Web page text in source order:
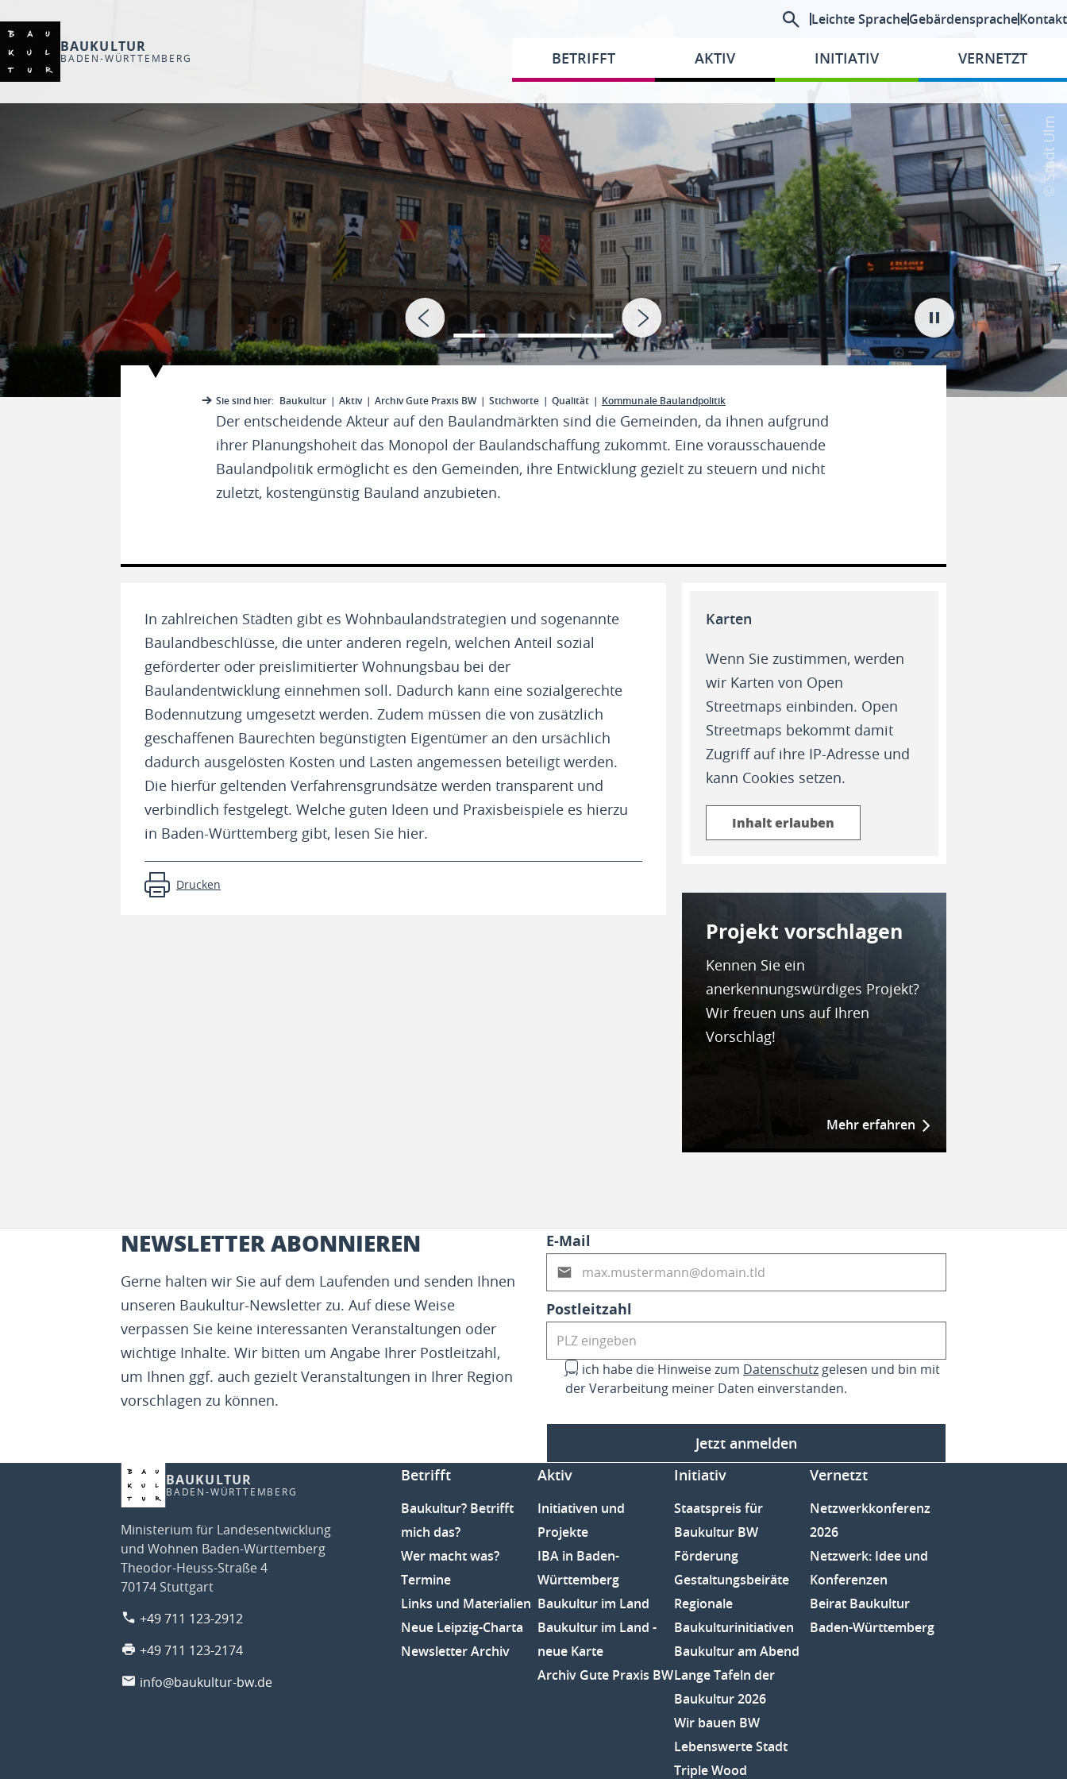
BAUKULTUR
BADEN-WÜRTTEMBERG
Leichte SpracheGebärdenspracheKontakt
BETRIFFT AKTIV INITIATIV VERNETZT
© Stadt Ulm
Sie sind hier: Baukultur Aktiv Archiv Gute Praxis BW Stichworte Qualität Kommunale Baulandpolitik
Der entscheidende Akteur auf den Baulandmärkten sind die Gemeinden, da ihnen aufgrund
ihrer Planungshoheit das Monopol der Baulandschaffung zukommt. Eine vorausschauende
Baulandpolitik ermöglicht es den Gemeinden, ihre Entwicklung gezielt zu steuern und nicht
zuletzt, kostengünstig Bauland anzubieten.
In zahlreichen Städten gibt es Wohnbaulandstrategien und sogenannte
Baulandbeschlüsse, die unter anderen regeln, welchen Anteil sozial
geförderter oder preislimitierter Wohnungsbau bei der
Baulandentwicklung einnehmen soll. Dadurch kann eine sozialgerechte
Bodennutzung umgesetzt werden. Zudem müssen die von zusätzlich
geschaffenen Baurechten begünstigten Eigentümer an den ursächlich
dadurch ausgelösten Kosten und Lasten angemessen beteiligt werden.
Die hierfür geltenden Verfahrensgrundsätze werden transparent und
verbindlich festgelegt. Welche guten Ideen und Praxisbeispiele es hierzu
in Baden-Württemberg gibt, lesen Sie hier.
Drucken
Karten
Wenn Sie zustimmen, werden
wir Karten von Open
Streetmaps einbinden. Open
Streetmaps bekommt damit
Zugriff auf ihre IP-Adresse und
kann Cookies setzen.
Inhalt erlauben
Projekt vor­schla­gen
Kennen Sie ein
anerkennungswürdiges Projekt?
Wir freuen uns auf Ihren
Vorschlag!
Mehr erfahren
NEWSLETTER ABONNIEREN
Gerne halten wir Sie auf dem Laufenden und senden Ihnen
unseren Baukultur-Newsletter zu. Auf diese Weise
verpassen Sie keine interessanten Veranstaltungen oder
wichtige Inhalte. Wir bitten um Angabe Ihrer Postleitzahl,
um Ihnen ggf. auch gezielt Veranstaltungen in Ihrer Region
vorschlagen zu können.
E-Mail
Postleitzahl
Ja, ich habe die Hinweise zum Datenschutz gelesen und bin mit
der Verarbeitung meiner Daten einverstanden.
Jetzt anmelden
BAUKULTUR
BADEN-WÜRTTEMBERG
Ministerium für Landesentwicklung
und Wohnen Baden-Württemberg
Theodor-Heuss-Straße 4
70174 Stuttgart
+49 711 123-2912
+49 711 123-2174
info@baukultur-bw.de
Betrifft
Baukultur? Betrifft
mich das?
Wer macht was?
Termine
Links und Materialien
Neue Leipzig-Charta
Newsletter Archiv
Aktiv
Initiativen und
Projekte
IBA in Baden-
Württemberg
Baukultur im Land
Baukultur im Land -
neue Karte
Archiv Gute Praxis BW
Initiativ
Staatspreis für
Baukultur BW
Förderung
Gestaltungsbeiräte
Regionale
Baukulturinitiativen
Baukultur am Abend
Lange Tafeln der
Baukultur 2026
Wir bauen BW
Lebenswerte Stadt
Triple Wood
Vernetzt
Netzwerkkonferenz
2026
Netzwerk: Idee und
Konferenzen
Beirat Baukultur
Baden-Württemberg